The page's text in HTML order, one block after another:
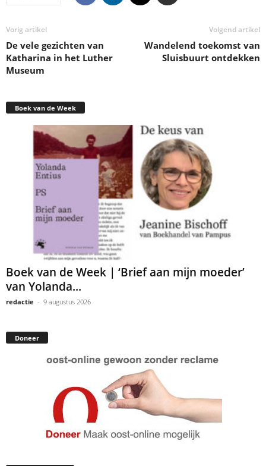
Vorig artikel
De vele gezichten van
Katharina in het Luther
Museum
Volgend artikel
Wandelend toekomst van
Sluisbuurt ontdekken
Boek van de Week
Boek van de Week | ‘Brief aan mijn moeder’
van Yolanda...
redactie - 9 augustus 2026
Doneer